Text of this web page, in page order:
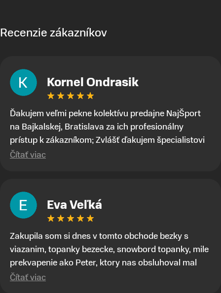
Recenzie zákazníkov
Kornel Ondrasik
Ďakujem veľmi pekne kolektívu predajne NajŠport
na Bajkalskej, Bratislava za ich profesionálny
prístup k zákazníkom; Zvlášť ďakujem špecialistovi
Martinovi Gunišovi za jeho odbornú pomoc pri kúpe
odbornosťou otvoril nové obzory a dozvedel som sa,
vďaka jeho profesionálnemu prístupu k zákazníkovi,
up-to-date informácie o nových trendoch v
lyžiarských technológiách; Z predajne NajŠport som
odchádzal s nakúpom nového lyžiarského
vybavenia nielen ako veľmi spokojný zákazník, ale aj
s rešpektom, že majitelia takejto špičkovej športovej
Čítať viac
Eva Veľká
Zakupila som si dnes v tomto obchode bezky s
viazanim, topanky bezecke, snowbord topanky, mile
prekvapenie ako Peter, ktory nas obsluhoval mal
prehlad, poradil nam super. Za mna velmi mila
Čítať viac